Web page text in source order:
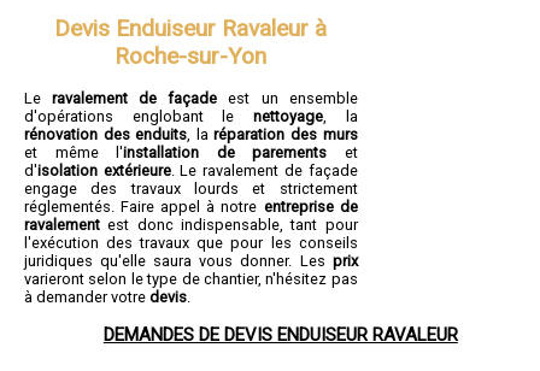
Devis Enduiseur Ravaleur à
Roche-sur-Yon
Leravalement de façade est un ensemble
d'opérations englobant le nettoyage, la
rénovation des enduits , laréparation des murs
et même l'installation de parements et
d'isolation extérieure. Le ravalement de façade
engage des travaux lourds et strictement
réglementés. Faire appel à notre entreprise de
ravalement est donc indispensable, tant pour
l'exécution des travaux que pour les conseils
juridiques qu'elle saura vous donner. Les prix
varieront selon le type de chantier, n'hésitez pas
à demander votre devis
DEMANDES DE DEVIS ENDUISEUR RAVALEUR